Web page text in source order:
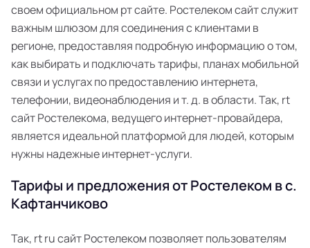
своем официальном рт сайте. Ростелеком сайт служит
важным шлюзом для соединения с клиентами в
регионе, предоставляя подробную информацию о том,
как выбирать и подключать тарифы, планах мобильной
связи и услугах по предоставлению интернета,
телефонии, видеонаблюдения и т. д. в области. Так, rt
сайт Ростелекома, ведущего интернет-провайдера,
является идеальной платформой для людей, которым
нужны надежные интернет-услуги.
Тарифы и предложения от Ростелеком в с.
Кафтанчиково
Так, rt ru сайт Ростелеком позволяет пользователям